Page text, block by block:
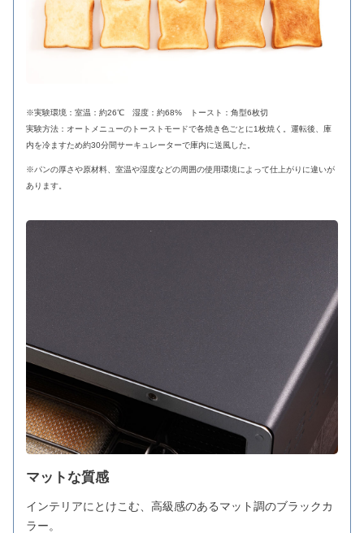
※実験環境：室温：約26℃ 湿度：約68% トースト：角型6枚切
実験方法：オートメニューのトーストモードで各焼き色ごとに1枚焼く。運転後、庫
内を冷ますため約30分間サーキュレーターで庫内に送風した。
※パンの厚さや原材料、室温や湿度などの周囲の使用環境によって仕上がりに違いが
あります。
マットな質感
インテリアにとけこむ、高級感のあるマット調のブラックカ
ラー。